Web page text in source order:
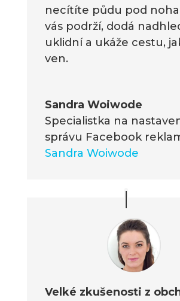
necítíte půdu pod
vás podrží, dodá
uklidní a ukáže cestu,
ven.
Sandra Woiwode
Specialistka na
správu Facebook
Sandra Woiwode
Velké zkušenosti z